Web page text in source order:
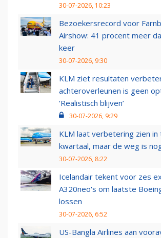
30-07-2026, 10:23
Bezoekersrecord voor
Airshow: 41 procent meer
keer
30-07-2026, 9:30
KLM ziet resultaten
achteroverleunen is geen
‘Realistisch blijven’
30-07-2026, 9:29
KLM laat verbetering zien
kwartaal, maar de weg is
30-07-2026, 8:22
Icelandair tekent voor zes
A320neo's om laatste
lossen
30-07-2026, 6:52
US-Bangla Airlines aan